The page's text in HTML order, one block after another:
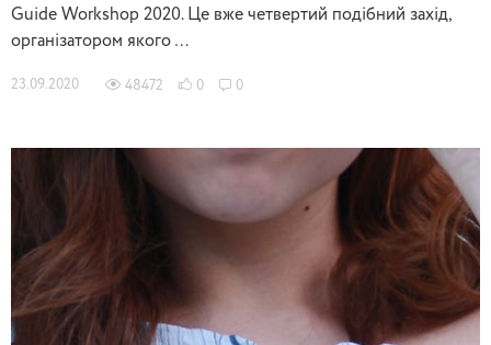
Guide Workshop 2020. Це вже четвертий подібний захід,
організатором якого …
23.09.2020 48472 0 0